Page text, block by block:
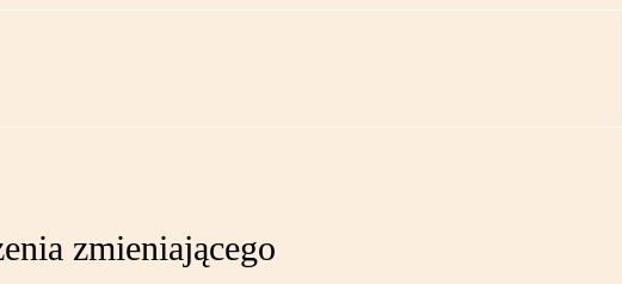
zmieniającego